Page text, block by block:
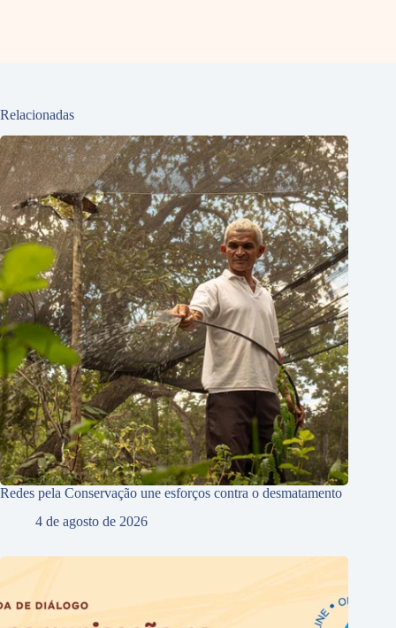
Relacionadas
Redes pela Conservação une esforços contra o desmatamento
4 de agosto de 2026